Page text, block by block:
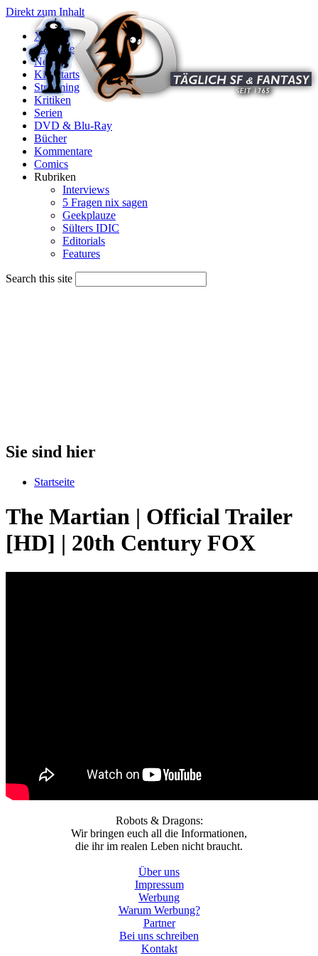
Direkt zum Inhalt
X
Startseite
News
Kinostarts
Streaming
Kritiken
Serien
DVD & Blu-Ray
Bücher
Kommentare
Comics
Rubriken
Interviews
5 Fragen nix sagen
Geekplauze
Sülters IDIC
Editorials
Features
Search this site
Sie sind hier
Startseite
The Martian | Official Trailer
[HD] | 20th Century FOX
Robots & Dragons:
Wir bringen euch all die Informationen,
die ihr im realen Leben nicht braucht.
Über uns
Impressum
Werbung
Warum Werbung?
Partner
Bei uns schreiben
Kontakt